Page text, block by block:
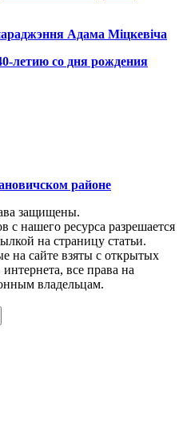
Адама Міцкевіча
летию со дня рождения
районе
защищены.
с нашего ресурса разрешается
на страницу статьи.
на сайте взяты с открытых
все права на
владельцам.